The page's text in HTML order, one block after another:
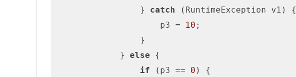
                }
catch (RuntimeException v1) {
                    p3 =
10 ;
                }
            }
else {
if (p3 == 0 ) {